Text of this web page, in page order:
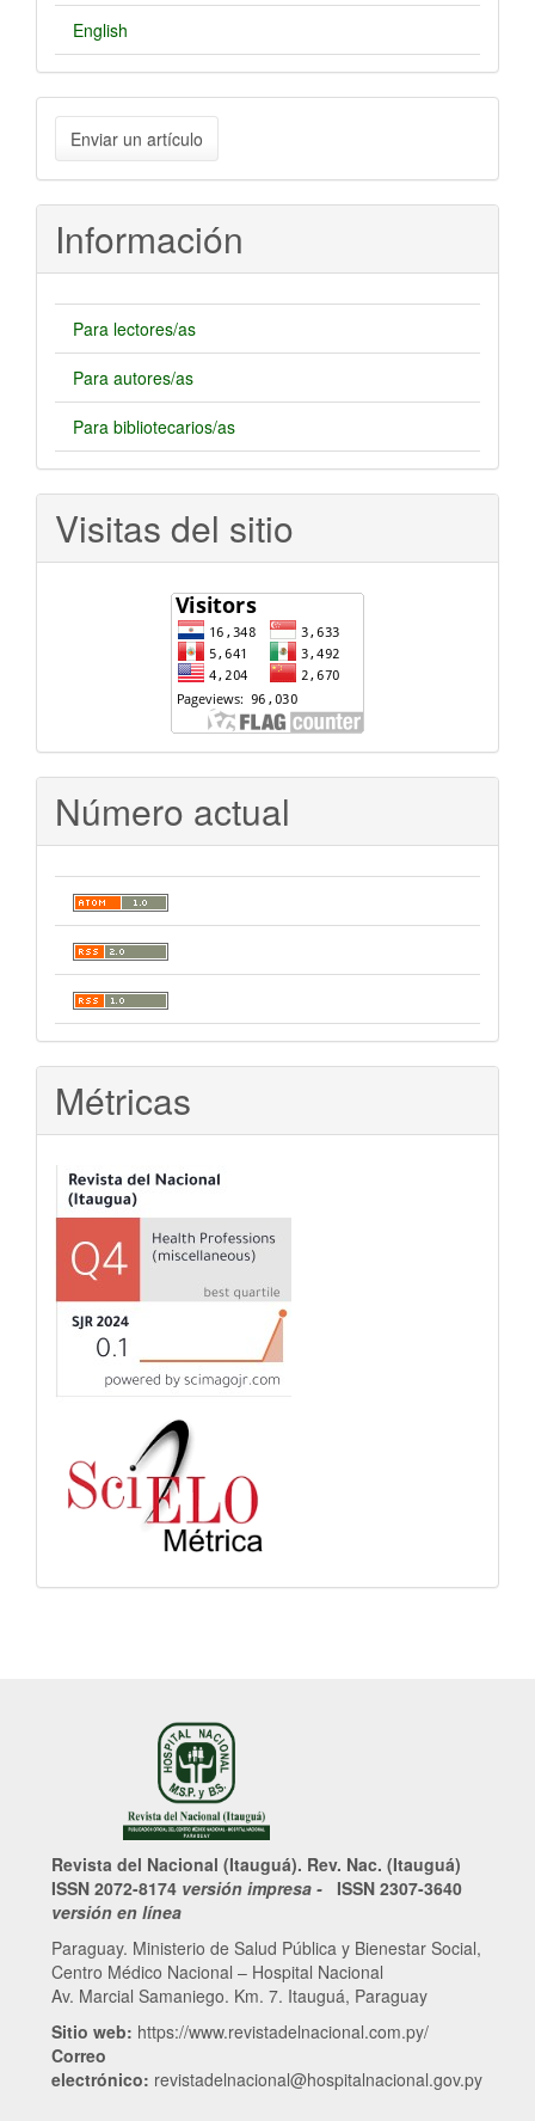
English
Enviar
un
artículo
Enviar un artículo
Información
Para lectores/as
Para autores/as
Para bibliotecarios/as
Visitas del sitio
Número actual
Métricas
Revista del Nacional (Itauguá). Rev. Nac. (Itauguá)
ISSN 2072-8174 versión impresa - ISSN 2307-3640
versión en línea
Paraguay. Ministerio de Salud Pública y Bienestar Social,
Centro Médico Nacional – Hospital Nacional
Av. Marcial Samaniego. Km. 7. Itauguá, Paraguay
Sitio web: https://www.revistadelnacional.com.py/
Correo
electrónico: revistadelnacional@hospitalnacional.gov.py